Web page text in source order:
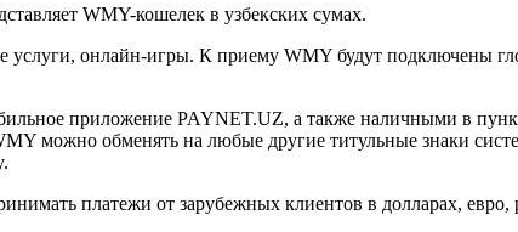
WMY-кошелек в узбекских сумах.
онлайн-игры. К приему WMY будут подключены
приложение PAYNET.UZ, а также наличными в
можно обменять на любые другие титульные знаки
платежи от зарубежных клиентов в долларах, евро,